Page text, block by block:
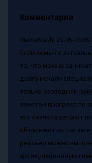
Комментарии
MamaMashi 23-05-2026
Если кому-то
то, что можно
долго искали
только разводили
заметен прогресс по
что сначала делают
объясняют по шагам
реально можно
артикуляционную